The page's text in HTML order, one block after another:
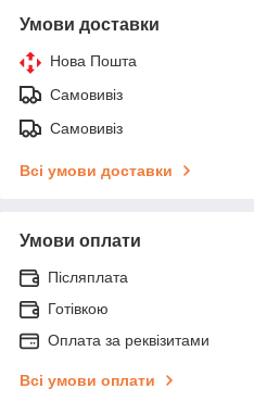
Умови доставки
Нова Пошта
Самовивіз
Самовивіз
Всі умови доставки
Умови оплати
Післяплата
Готівкою
Оплата за реквізитами
Всі умови оплати